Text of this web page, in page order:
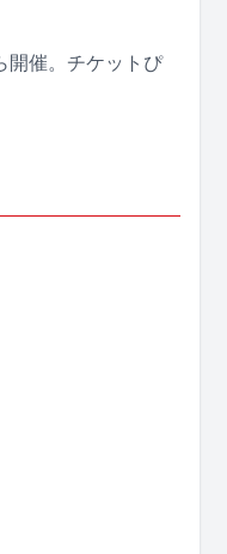
催。チケットぴ